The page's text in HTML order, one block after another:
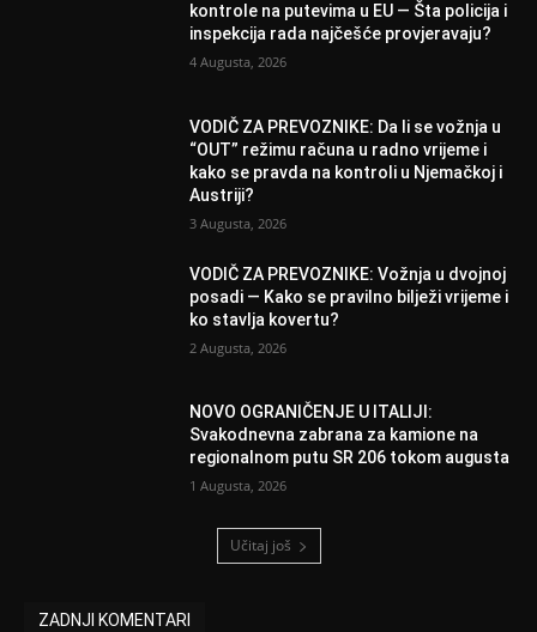
kontrole na putevima u EU — Šta policija i
inspekcija rada najčešće provjeravaju?
4 Augusta, 2026
VODIČ ZA PREVOZNIKE: Da li se vožnja u
“OUT” režimu računa u radno vrijeme i
kako se pravda na kontroli u Njemačkoj i
Austriji?
3 Augusta, 2026
VODIČ ZA PREVOZNIKE: Vožnja u dvojnoj
posadi — Kako se pravilno bilježi vrijeme i
ko stavlja kovertu?
2 Augusta, 2026
NOVO OGRANIČENJE U ITALIJI:
Svakodnevna zabrana za kamione na
regionalnom putu SR 206 tokom augusta
1 Augusta, 2026
Učitaj još
ZADNJI KOMENTARI